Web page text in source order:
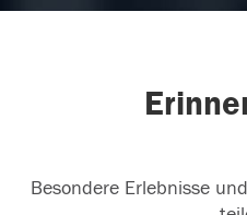
Besondere Erlebnisse